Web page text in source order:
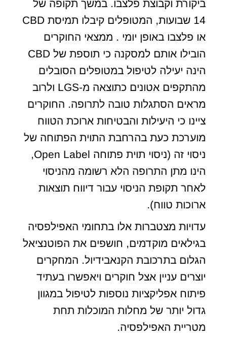
ביקורת וקבוצת פלצבו. במשך תקופה של
14 שבועות, המטופלים קיבלו תמיסת CBD
או פלצבו באופן יומי . ממצאי החוקרים
הובילו אותם למסקנה כי תוספת של CBD
הינה יעילה לטיפול במטופלים הסובלים
מהתקפים אטונים כתוצאה מ-LGS ולרוב
מראים הסתגלות טובה לתרופה. החוקרים
ציינו כי היעילות והבטיחות ארוכת הטווח
מוערכת כעת בהרחבת התוית הפתוחה של
ניסוי זה (ניסוי תוית פתוחה Open Label,
הינו מתן התרופה הלא רשומה מהניסוי
לאחר תקופת הניסוי עבור דיווח תוצאות
ארוכות טווח).
עדויות מצטברות אלו בתחומי האפילפסיה
בגילאים מוקדמים, חושפים את הפוטנציאל
הגלום בתרכובת הקנאבידיול. המחקרים
יוצרים עניין אצל חוקרים ויאפשרו בעתיד
פיתוח אפליקציות נוספות לטיפול במגוון
גדול יותר של מחלות המוכלות תחת
מטריית האפילפסיה.